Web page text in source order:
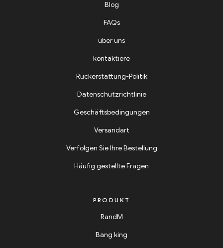
Blog
FAQs
über uns
kontaktiere
Rückerstattung-Politik
Datenschutzrichtlinie
Geschäftsbedingungen
Versandart
Verfolgen Sie Ihre Bestellung
Häufig gestellte Fragen
PRODUKT
RandM
Bang king